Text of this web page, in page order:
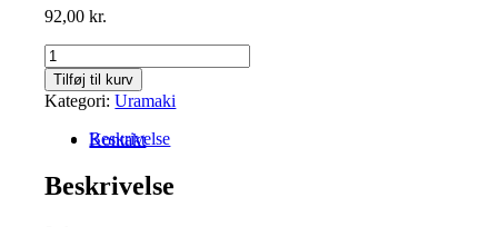
Kontakt
92,00kr.
New
York
Uramaki
antal
Tilføj til kurv
Kategori:Uramaki
Beskrivelse
Beskrivelse